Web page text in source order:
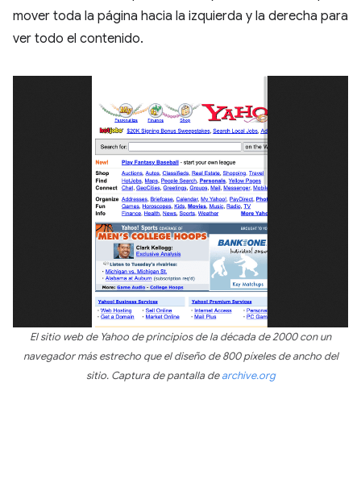
mover toda la página hacia la izquierda y la derecha para
ver todo el contenido.
El sitio web de Yahoo de principios de la década de 2000 con un
navegador más estrecho que el diseño de 800 píxeles de ancho del
sitio. Captura de pantalla dearchive.org